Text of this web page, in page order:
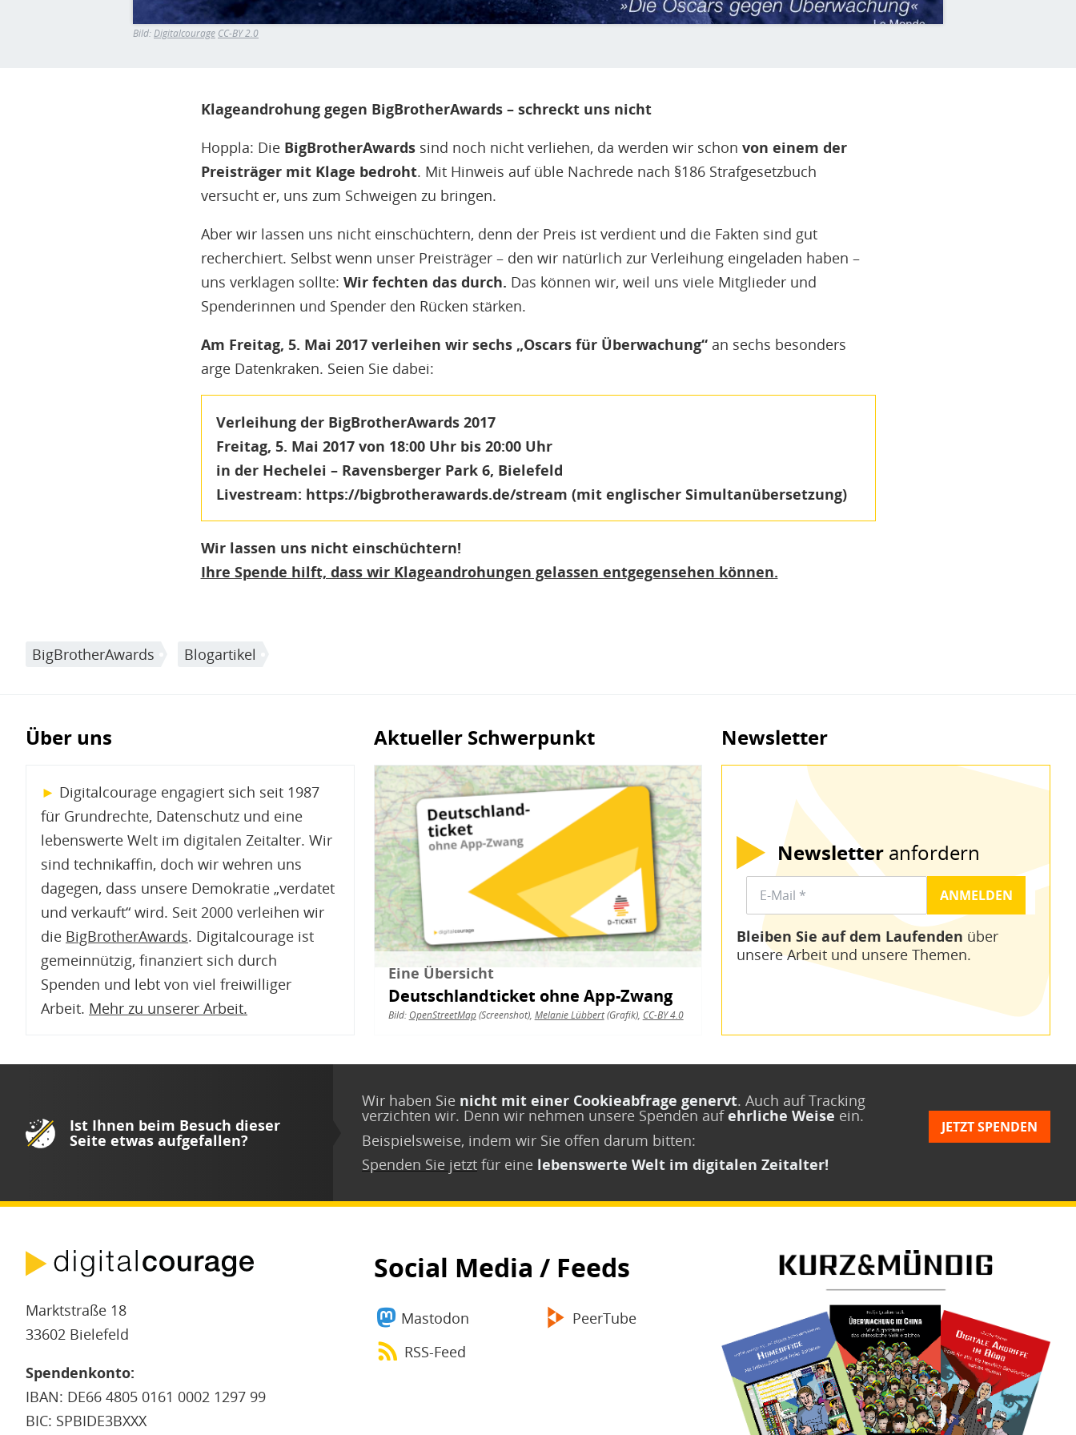
Bild:Digitalcourage CC-BY 2.0
Klageandrohung gegen BigBrotherAwards – schreckt uns nicht
Hoppla: Die BigBrotherAwardssind noch nicht verliehen, da werden wir schon von einem der
Preisträger mit Klage bedroht. Mit Hinweis auf üble Nachrede nach §186 Strafgesetzbuch
versucht er, uns zum Schweigen zu bringen.
Aber wir lassen uns nicht einschüchtern, denn der Preis ist verdient und die Fakten sind gut
recherchiert. Selbst wenn unser Preisträger – den wir natürlich zur Verleihung eingeladen haben –
uns verklagen sollte: Wir fechten das durch. Das können wir, weil uns viele Mitglieder und
Spenderinnen und Spender den Rücken stärken.
Am Freitag, 5. Mai 2017 verleihen wir sechs „Oscars für Überwachung“an sechs besonders
arge Datenkraken. Seien Sie dabei:
Verleihung der BigBrotherAwards 2017
Freitag, 5. Mai 2017 von 18:00 Uhr bis 20:00 Uhr
in der Hechelei – Ravensberger Park 6, Bielefeld
Livestream: https://bigbrotherawards.de/stream (mit englischer Simultanübersetzung)
Wir lassen uns nicht einschüchtern!
Ihre Spende hilft, dass wir Klageandrohungen gelassen entgegensehen können.
BigBrotherAwards Blogartikel
Über uns
► Digitalcourage engagiert sich seit 1987
für Grundrechte, Datenschutz und eine
lebenswerte Welt im digitalen Zeitalter. Wir
sind technikaffin, doch wir wehren uns
dagegen, dass unsere Demokratie „verdatet
und verkauft“ wird. Seit 2000 verleihen wir
die BigBrotherAwards. Digitalcourage ist
gemeinnützig, finanziert sich durch
Spenden und lebt von viel freiwilliger
Arbeit. Mehr zu unserer Arbeit.
Aktueller Schwerpunkt
Bild
Eine Übersicht
Deutschlandticket ohne App-Zwang
Bild: OpenStreetMap(Screenshot), Melanie Lübbert(Grafik), CC-BY 4.0
Newsletter
Newsletter anfordern
Bleiben Sie auf dem Laufenden über
unsere Arbeit und unsere Themen.
Ist Ihnen beim Besuch dieser
Seite etwas aufgefallen?
Wir haben Sie nicht mit einer Cookieabfrage genervt. Auch auf Tracking
verzichten wir. Denn wir nehmen unsere Spenden aufehrliche Weise ein.
Beispielsweise, indem wir Sie offen darum bitten:
Spenden Sie jetzt für eine lebenswerte Welt im digitalen Zeitalter!
JETZT SPENDEN
Marktstraße 18
33602 Bielefeld
Spendenkonto:
IBAN: DE66 4805 0161 0002 1297 99
BIC: SPBIDE3BXXX
Social Media / Feeds
Mastodon
PeerTube
RSS-Feed